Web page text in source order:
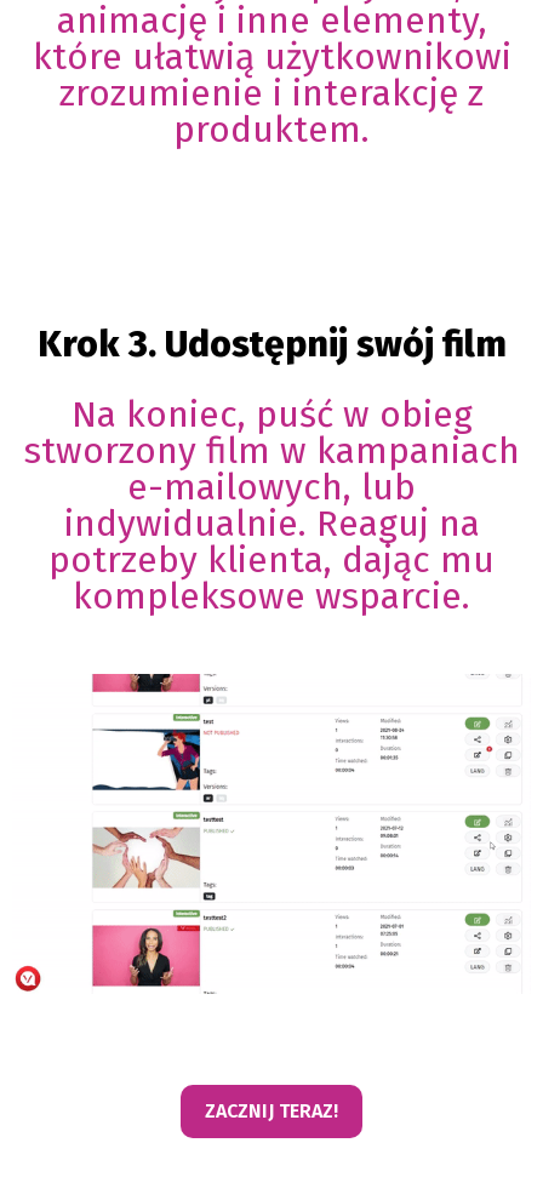
animację i inne elementy,
które ułatwią użytkownikowi
zrozumienie i interakcję z
produktem.
Krok 3. Udostępnij swój film
Na koniec, puść w obieg
stworzony film w kampaniach
e-mailowych, lub
indywidualnie. Reaguj na
potrzeby klienta, dając mu
kompleksowe wsparcie.
ZACZNIJ TERAZ!